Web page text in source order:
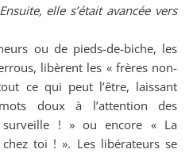
elle s’était avancée vers
ou de pieds-de-biche, les
libèrent les « frères non-
ce qui peut l’être, laissant
doux à l’attention des
! » ou encore « La
toi ! ». Les libérateurs se